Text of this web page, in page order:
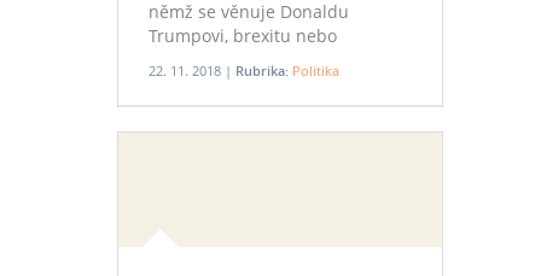
němž se věnuje Donaldu
Trumpovi, brexitu nebo
22. 11. 2018 | Rubrika: Politika